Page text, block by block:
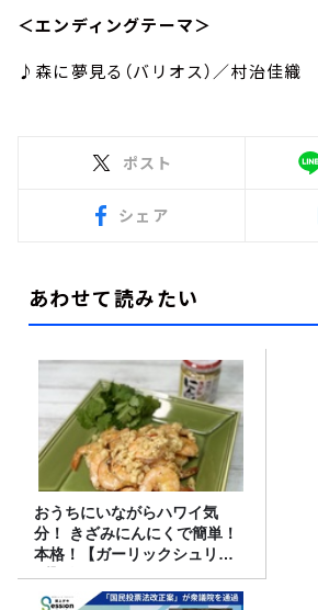
＜エンディングテーマ＞
♪森に夢見る（バリオス）／村治佳織
ポスト
シェア
あわせて読みたい
おうちにいながらハワイ気
分！ きざみにんにくで簡単！
本格！【ガーリックシュリン
プ】 桃屋のかんたんレシピ